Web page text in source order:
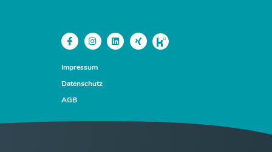
Impressum
Datenschutz
AGB